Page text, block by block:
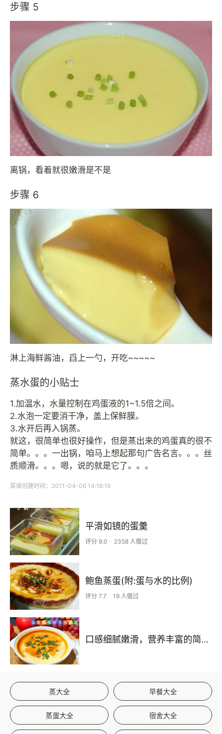
步骤 5
离锅，看着就很嫩滑是不是
步骤 6
淋上海鲜酱油，舀上一勺，开吃~~~~~
蒸水蛋的小贴士
1.加温水，水量控制在鸡蛋液的1~1.5倍之间。
2.水泡一定要消干净，盖上保鲜膜。
3.水开后再入锅蒸。
就这，很简单也很好操作，但是蒸出来的鸡蛋真的很不
简单。。。一出锅，咱马上想起那句广告名言。。。丝
质顺滑。。。嗯，说的就是它了。。。
菜谱创建时间：2011-04-06 14:16:16
平滑如镜的蛋羹
评分 9.0 2358 人做过
鲍鱼蒸蛋(附:蛋与水的比例)
评分 7.7 19 人做过
口感细腻嫩滑，营养丰富的简易家常菜谱之蒸鸡蛋羹
蒸大全 早餐大全
蒸蛋大全 宿舍大全